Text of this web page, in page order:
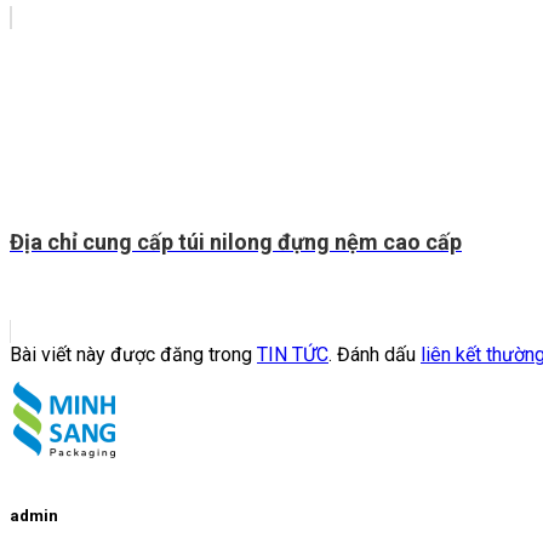
Địa chỉ cung cấp túi nilong đựng nệm cao cấp
Bài viết này được đăng trong TIN TỨC. Đánh dấu liên kết
admin